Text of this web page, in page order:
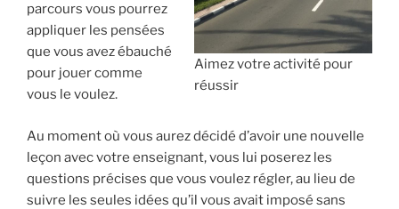
Aimez votre activité pour
réussir
parcours vous pourrez
appliquer les pensées
que vous avez ébauché
pour jouer comme
vous le voulez.
Au moment où vous aurez décidé d’avoir une nouvelle
leçon avec votre enseignant, vous lui poserez les
questions précises que vous voulez régler, au lieu de
suivre les seules idées qu’il vous avait imposé sans